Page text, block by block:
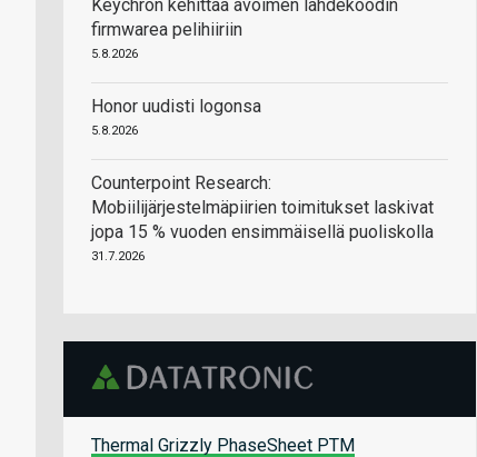
Keychron kehittää avoimen lähdekoodin
firmwarea pelihiiriin
5.8.2026
Honor uudisti logonsa
5.8.2026
Counterpoint Research:
Mobiilijärjestelmäpiirien toimitukset laskivat
jopa 15 % vuoden ensimmäisellä puoliskolla
31.7.2026
Thermal Grizzly PhaseSheet PTM